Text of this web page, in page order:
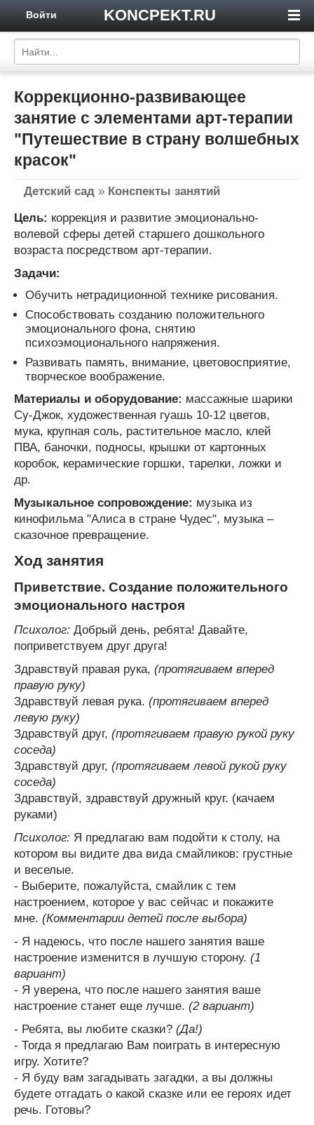
KONCPEKT.RU
Войти
Коррекционно-развивающее
занятие с элементами арт-терапии
"Путешествие в страну волшебных
красок"
Детский сад » Конспекты занятий
Цель: коррекция и развитие эмоционально-
волевой сферы детей старшего дошкольного
возраста посредством арт-терапии.
Задачи:
Обучить нетрадиционной технике рисования.
Способствовать созданию положительного
эмоционального фона, снятию
психоэмоционального напряжения.
Развивать память, внимание, цветовосприятие,
творческое воображение.
Материалы и оборудование: массажные шарики
Су-Джок, художественная гуашь 10-12 цветов,
мука, крупная соль, растительное масло, клей
ПВА, баночки, подносы, крышки от картонных
коробок, керамические горшки, тарелки, ложки и
др.
Музыкальное сопровождение: музыка из
кинофильма "Алиса в стране Чудес", музыка –
сказочное превращение.
Ход занятия
Приветствие. Создание положительного
эмоционального настроя
Психолог: Добрый день, ребята! Давайте,
поприветствуем друг друга!
Здравствуй правая рука, (протягиваем вперед
правую руку)
Здравствуй левая рука. (протягиваем вперед
левую руку)
Здравствуй друг, (протягиваем правую рукой руку
соседа)
Здравствуй друг, (протягиваем левой рукой руку
соседа)
Здравствуй, здравствуй дружный круг. (качаем
руками)
Психолог: Я предлагаю вам подойти к столу, на
котором вы видите два вида смайликов: грустные
и веселые.
- Выберите, пожалуйста, смайлик с тем
настроением, которое у вас сейчас и покажите
мне. (Комментарии детей после выбора)
- Я надеюсь, что после нашего занятия ваше
настроение изменится в лучшую сторону. (1
вариант)
- Я уверена, что после нашего занятия ваше
настроение станет еще лучше. (2 вариант)
- Ребята, вы любите сказки? (Да!)
- Тогда я предлагаю Вам поиграть в интересную
игру. Хотите?
- Я буду вам загадывать загадки, а вы должны
будете отгадать о какой сказке или ее героях идет
речь. Готовы?